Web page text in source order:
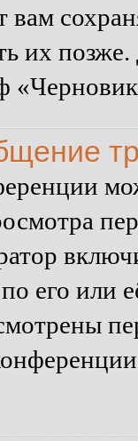
вам
их
его или